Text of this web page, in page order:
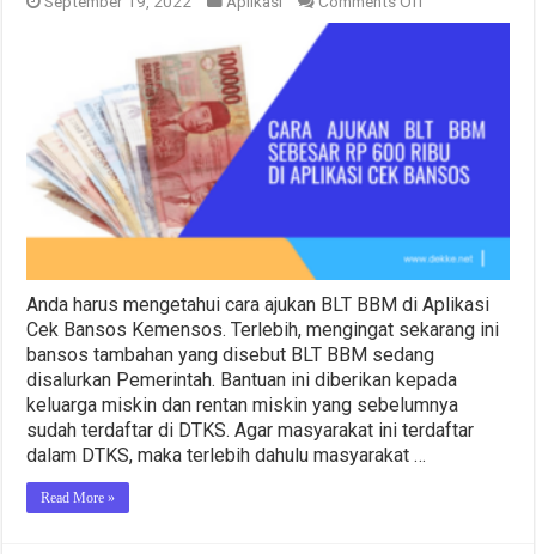
Ini
Rp
600
Ribu
di
Lakukan
Tepat
Anda harus mengetahui cara ajukan BLT BBM di Aplikasi
Cek Bansos Kemensos. Terlebih, mengingat sekarang ini
bansos tambahan yang disebut BLT BBM sedang
disalurkan Pemerintah. Bantuan ini diberikan kepada
keluarga miskin dan rentan miskin yang sebelumnya
sudah terdaftar di DTKS. Agar masyarakat ini terdaftar
dalam DTKS, maka terlebih dahulu masyarakat …
Read More »